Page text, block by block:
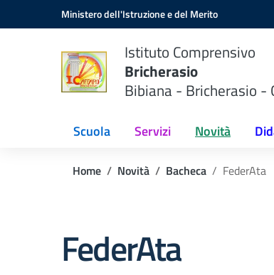
Vai ai contenuti
Vai al menu di navigazioneMinistero dell'Istruzione e del Merito
Istituto Comprensivo
Bricherasio
Bibiana - Bricherasio -
Scuola Servizi Novità
Home Novità Bacheca FederAta
FederAta